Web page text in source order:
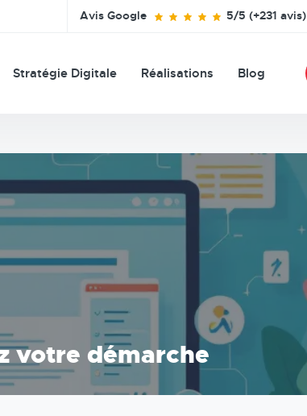
Avis Google 5/5 (+231 avis)
Stratégie Digitale Réalisations Blog
votre démarche